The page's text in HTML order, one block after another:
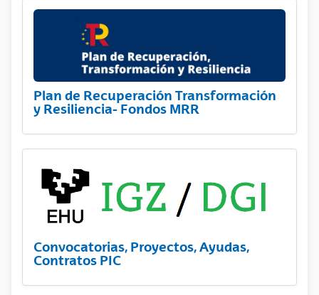
Plan de Recuperación Transformación
y Resiliencia- Fondos MRR
Convocatorias, Proyectos, Ayudas,
Contratos PIC